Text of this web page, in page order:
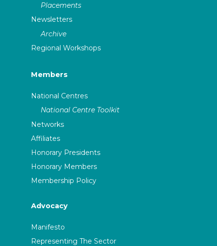
Placements
Newsletters
Archive
Regional Workshops
Members
National Centres
National Centre Toolkit
Networks
Affiliates
Honorary Presidents
Honorary Members
Membership Policy
Advocacy
Manifesto
Representing The Sector